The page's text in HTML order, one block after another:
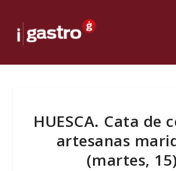
HUESCA. Cata de
artesanas
(martes, 15)